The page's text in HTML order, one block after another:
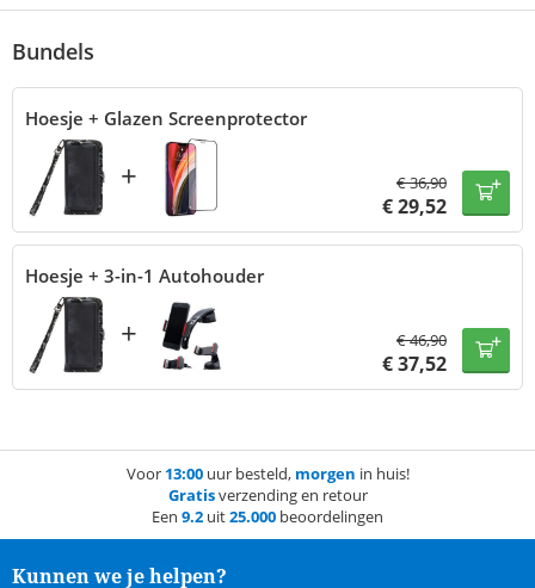
Bundels
Hoesje + Glazen Screenprotector
+ €36,90
€29,52
Hoesje + 3-in-1 Autohouder
+ €46,90
€37,52
Voor 13:00uur besteld, morgen in huis!
Gratisverzending en retour
Een 9.2 uit25.000 beoordelingen
Kunnen we je helpen?